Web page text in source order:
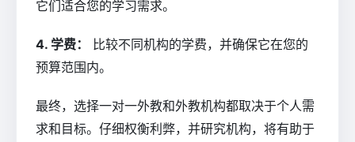
它们适合您的学习需求。
4. 学费：
比较不同机构的学费，并确保它在您的
预算范围内。
最终，选择一对一外教和外教机构都取决于个人需
求和目标。仔细权衡利弊，并研究机构，将有助于